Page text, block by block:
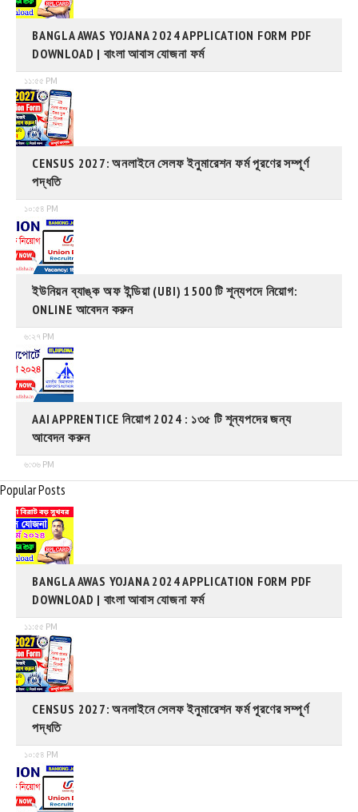
BANGLA AWAS YOJANA 2024 APPLICATION FORM PDF
DOWNLOAD | বাংলা আবাস যোজনা ফর্ম
১১:৫৫ PM
CENSUS 2027: অনলাইনে সেলফ ইনুমারেশন ফর্ম পূরণের সম্পূর্ণ
পদ্ধতি
১০:৫৪ PM
ইউনিয়ন ব্যাঙ্ক অফ ইন্ডিয়া (UBI) 1500 টি শূন্যপদে নিয়োগ:
ONLINE আবেদন করুন
৬:২৭ PM
AAI APPRENTICE নিয়োগ 2024 : ১৩৫ টি শূন্যপদের জন্য
আবেদন করুন
৬:৩৬ PM
Popular Posts
BANGLA AWAS YOJANA 2024 APPLICATION FORM PDF
DOWNLOAD | বাংলা আবাস যোজনা ফর্ম
১১:৫৫ PM
CENSUS 2027: অনলাইনে সেলফ ইনুমারেশন ফর্ম পূরণের সম্পূর্ণ
পদ্ধতি
১০:৫৪ PM